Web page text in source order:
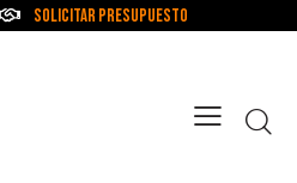
Solicitar Presupuesto